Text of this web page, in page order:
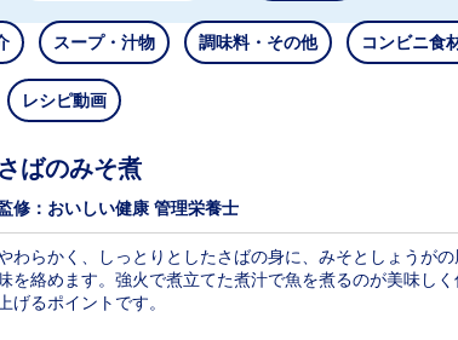
スープ・汁物 調味料・その他 コンビニ食
レシピ動画
さばのみそ煮
修：おいしい健康 管理栄養士
わらかく、しっとりとしたさばの身に、みそとしょうが
を絡めます。強火で煮立てた煮汁で魚を煮るのが美味し
げるポイントです。